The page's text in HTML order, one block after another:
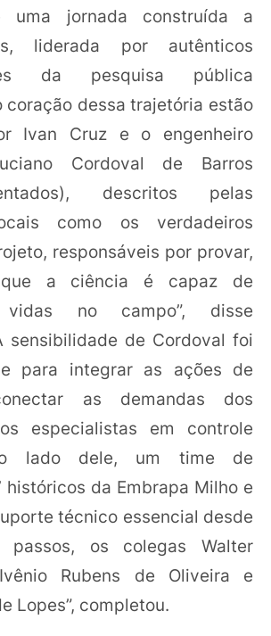
uma jornada construída a
liderada por autênticos
da pesquisa pública
coração dessa trajetória estão
Ivan Cruz e o engenheiro
Cordoval de Barros
descritos pelas
como os verdadeiros
responsáveis por provar,
a ciência é capaz de
vidas no campo”, disse
sensibilidade de Cordoval foi
para integrar as ações de
as demandas dos
especialistas em controle
lado dele, um time de
históricos da Embrapa Milho e
técnico essencial desde
passos, os colegas Walter
Rubens de Oliveira e
Lopes”, completou.